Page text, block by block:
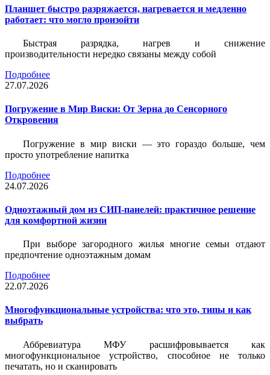
Планшет быстро разряжается, нагревается и медленно
работает: что могло произойти
Быстрая разрядка, нагрев и снижение
производительности нередко связаны между собой
Подробнее
27.07.2026
Погружение в Мир Виски: От Зерна до Сенсорного
Откровения
Погружение в мир виски — это гораздо больше, чем
просто употребление напитка
Подробнее
24.07.2026
Одноэтажный дом из СИП-панелей: практичное решение
для комфортной жизни
При выборе загородного жилья многие семьи отдают
предпочтение одноэтажным домам
Подробнее
22.07.2026
Многофункциональные устройства: что это, типы и как
выбрать
Аббревиатура МФУ расшифровывается как
многофункциональное устройство, способное не только
печатать, но и сканировать